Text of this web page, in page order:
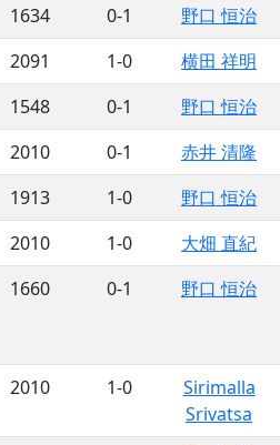
1634 0-1
野口 恒治
2091 1-0
横田 祥明
1548 0-1
野口 恒治
2010 0-1
赤井 清隆
1913 1-0
野口 恒治
2010 1-0
大畑 直紀
1660 0-1 野口 恒治
2010 1-0
Sirimalla
Srivatsa